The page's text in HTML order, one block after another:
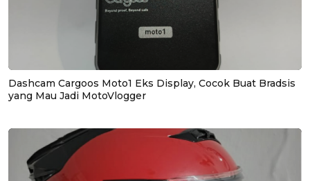
Dashcam Cargoos Moto1 Eks Display, Cocok Buat Bradsis
yang Mau Jadi MotoVlogger